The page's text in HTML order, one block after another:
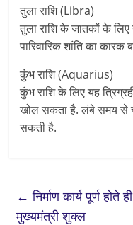
तुला राशि (Libra)
तुला राशि के जातकों के
पारिवारिक शांति का
कुंभ राशि (Aquarius)
कुंभ राशि के लिए यह
खोल सकता है. लंबे समय से
सकती है.
← निर्माण कार्य पूर्ण
मुख्यमंत्री शुक्ल